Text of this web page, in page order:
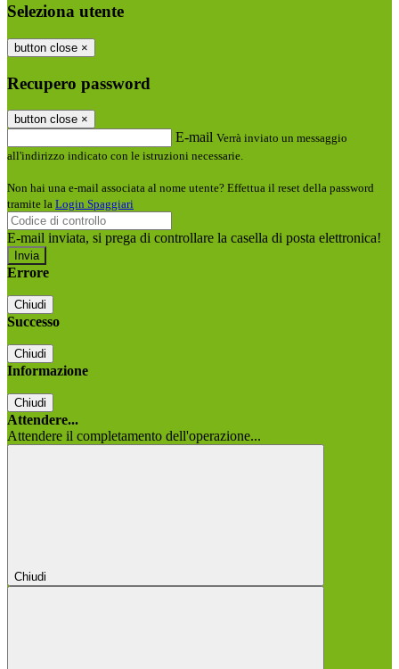
Seleziona utente
button close ×
Recupero password
button close ×
E-mail Verrà inviato un messaggio
all'indirizzo indicato con le istruzioni necessarie.
Non hai una e-mail associata al nome utente? Effettua il reset della password
tramite la Login Spaggiari
E-mail inviata, si prega di controllare la casella di posta elettronica!
Errore
Chiudi
Successo
Chiudi
Informazione
Chiudi
Attendere...
Attendere il completamento dell'operazione...
Chiudi